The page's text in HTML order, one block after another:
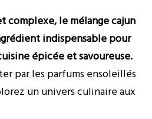
complexe, le mélange cajun
indispensable pour
épicée et savoureuse.
par les parfums ensoleillés
un univers culinaire aux